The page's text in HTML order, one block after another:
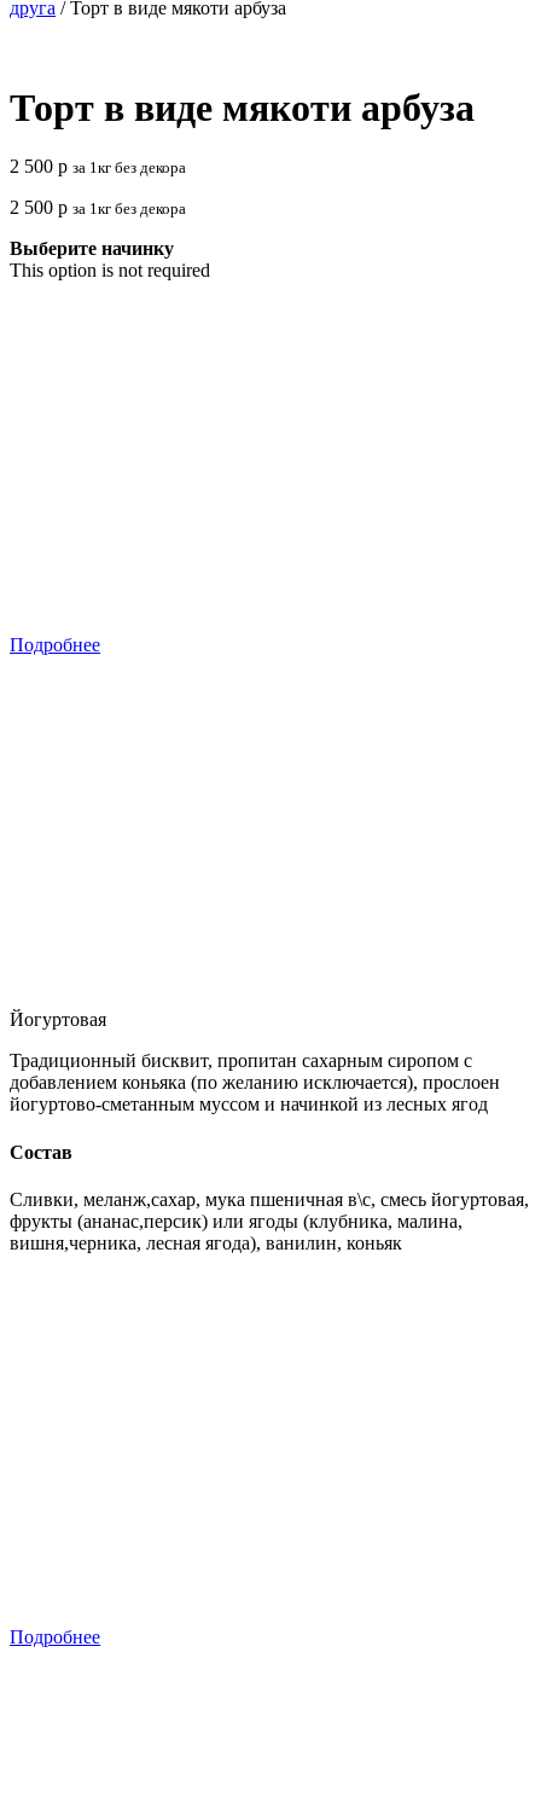
друга / Торт в виде мякоти арбуза
Торт в виде мякоти арбуза
2 500 р за 1кг без декора
2 500 р за 1кг без декора
Выберите начинку
This option is not required
Подробнее
Йогуртовая
Традиционный бисквит, пропитан сахарным сиропом с
добавлением коньяка (по желанию исключается), прослоен
йогуртово-сметанным муссом и начинкой из лесных ягод
Состав
Сливки, меланж,сахар, мука пшеничная в\с, смесь йогуртовая,
фрукты (ананас,персик) или ягоды (клубника, малина,
вишня,черника, лесная ягода), ванилин, коньяк
Подробнее